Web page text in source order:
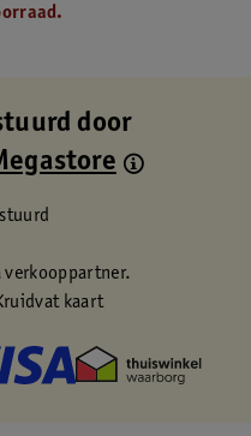
door
verkooppartner.
kaart